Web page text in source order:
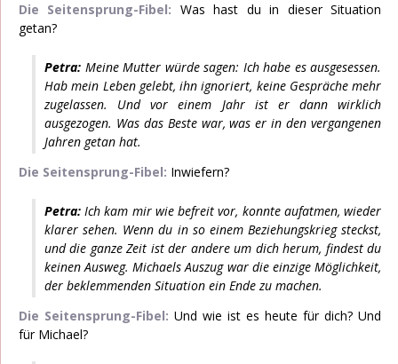
Die Seitensprung-Fibel: Was hast du in dieser Situation
getan?
Petra: Meine Mutter würde sagen: Ich habe es ausgesessen.
Hab mein Leben gelebt, ihn ignoriert, keine Gespräche mehr
zugelassen. Und vor einem Jahr ist er dann wirklich
ausgezogen. Was das Beste war, was er in den vergangenen
Jahren getan hat.
Die Seitensprung-Fibel: Inwiefern?
Petra: Ich kam mir wie befreit vor, konnte aufatmen, wieder
klarer sehen. Wenn du in so einem Beziehungskrieg steckst,
und die ganze Zeit ist der andere um dich herum, findest du
keinen Ausweg. Michaels Auszug war die einzige Möglichkeit,
der beklemmenden Situation ein Ende zu machen.
Die Seitensprung-Fibel: Und wie ist es heute für dich? Und
für Michael?